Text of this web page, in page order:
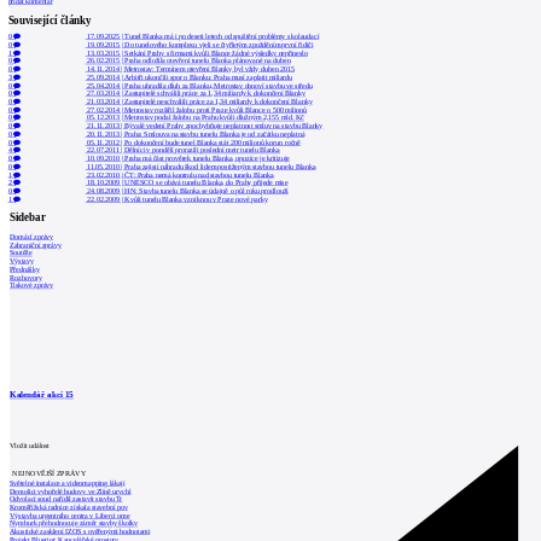
Související články
0 17.09.2025 |Tunel Blanka má i po deseti letech od spuštění problémy s kolaudací
0
19.09.2015 |Do tunelového komplexu vjeli se čtyřletým zpožděním první řidiči
1
13.03.2015 |Setkání Prahy s firmami kvůli Blance žádné výsledky nepřineslo
0
26.02.2015 |Praha odložila otevření tunelu Blanka plánované na duben
0
14.11.2014| Metrostav: Termínem otevření Blanky byl vždy duben 2015
3
25.09.2014 | Arbitři ukončili spor o Blanku: Praha musí zaplatit miliardu
0 25.04.2014 |Praha uhradila dluh za Blanku, Metrostav obnoví stavbu ve středu
0
27.03.2014 |Zastupitelé schválili práce za 1,34 miliardy k dokončení Blanky
0
21.03.2014 |Zastupitelé neschválili práce za 1,34 miliardy k dokončení Blanky
0
27.02.2014 |Metrostav rozšířil žalobu proti Praze kvůli Blance o 500 milionů
0 05.12.2013 |Metrostav podal žalobu na Prahu kvůli dlužným 2,155 mld. Kč
0 21.11.2013| Bývalé vedení Prahy zpochybňuje neplatnost smluv na stavbu Blanky
0 20.11.2013| Praha: Smlouva na stavbu tunelu Blanka je od začátku neplatná
0 05.11.2012| Po dokončení bude tunel Blanka stát 200 milionů korun ročně
4 22.07.2011| Dělníci v pondělí prorazili poslední metr tunelu Blanka
0 10.09.2010 |Praha má část prověrek tunelu Blanka, opozice je kritizuje
0 11.05.2010| Praha zajistí náhradu škod lidem postiženým stavbou tunelu Blanka
1 23.02.2010 |ČT: Praha nemá kontrolu nad stavbou tunelu Blanka
2 18.10.2009 |UNESCO se obává tunelu Blanka, do Prahy přijede mise
0 24.08.2009 |HN: Stavba tunelu Blanka se údajně o půl roku prodlouží
1
22.02.2009 |Kvůli tunelu Blanka vzniknou v Praze nové parky
Sidebar
Domácí zprávy
Zahraniční zprávy
Soutěže
Výstavy
Přednášky
Rozhovory
Tiskové zprávy
Kalendář akcí 15
Vložit událost
NEJNOVĚJŠÍ ZPRÁVY
Světelné instalace a videomapping lákají
Demolici vyhořelé budovy ve Zlíně urychl
Odvolací soud nařídil zastavit stavbu Tr
Kroměřížská radnice získala stavební pov
Výstavba urgentního centra v Liberci ome
Nymburk přehodnocuje záměr stavby školky
Akustické zasklení IZOS s ověřenými hodnotami